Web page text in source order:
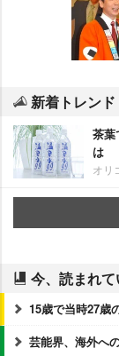
新着トレンド
茶葉
は
オリ
今、読まれ
15歳で当時27歳
芸能界、海外へ